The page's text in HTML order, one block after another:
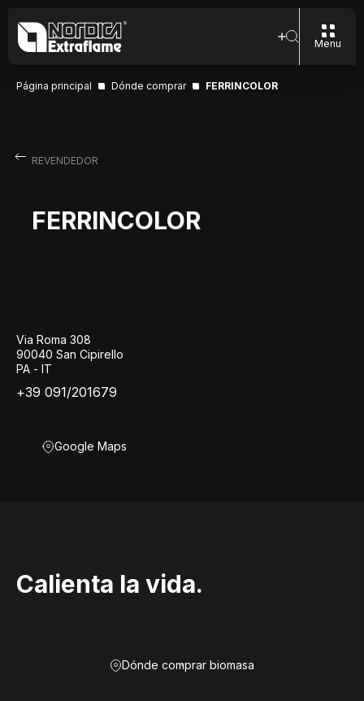
Menu
Página principal Dónde comprar FERRINCOLOR
REVENDEDOR
FERRINCOLOR
Via Roma 308
90040 San Cipirello
PA - IT
+39 091/201679
Google Maps
Calienta la vida.
Dónde comprar biomasa